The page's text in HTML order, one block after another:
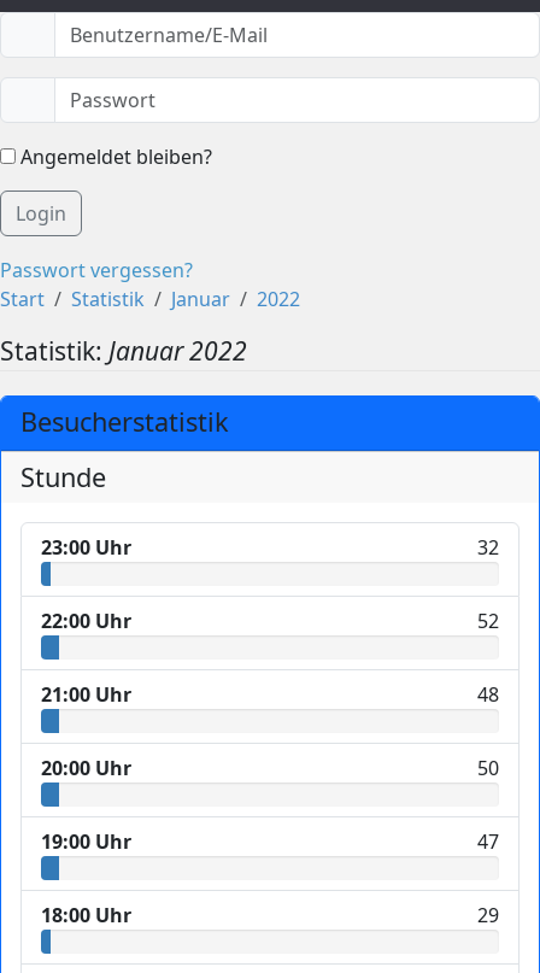
Angemeldet bleiben?
Login
Passwort vergessen?
Start
Statistik Januar 2022
Statistik: Januar 2022
Besucherstatistik
Stunde
23:00 Uhr 32
22:00 Uhr 52
21:00 Uhr 48
20:00 Uhr 50
19:00 Uhr 47
18:00 Uhr 29